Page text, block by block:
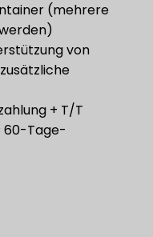
(mehrere
von
+ T/T
60-Tage-